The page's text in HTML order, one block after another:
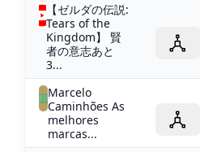
【ゼルダの伝説:
Tears of the
Kingdom】 賢
者の意志あと
3...
Marcelo
Caminhões As
melhores
marcas...